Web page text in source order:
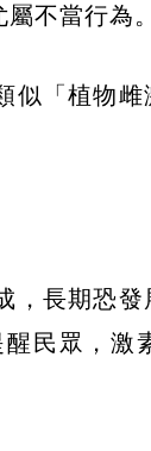
不當行為。
似「植物
，長期恐
民眾，激